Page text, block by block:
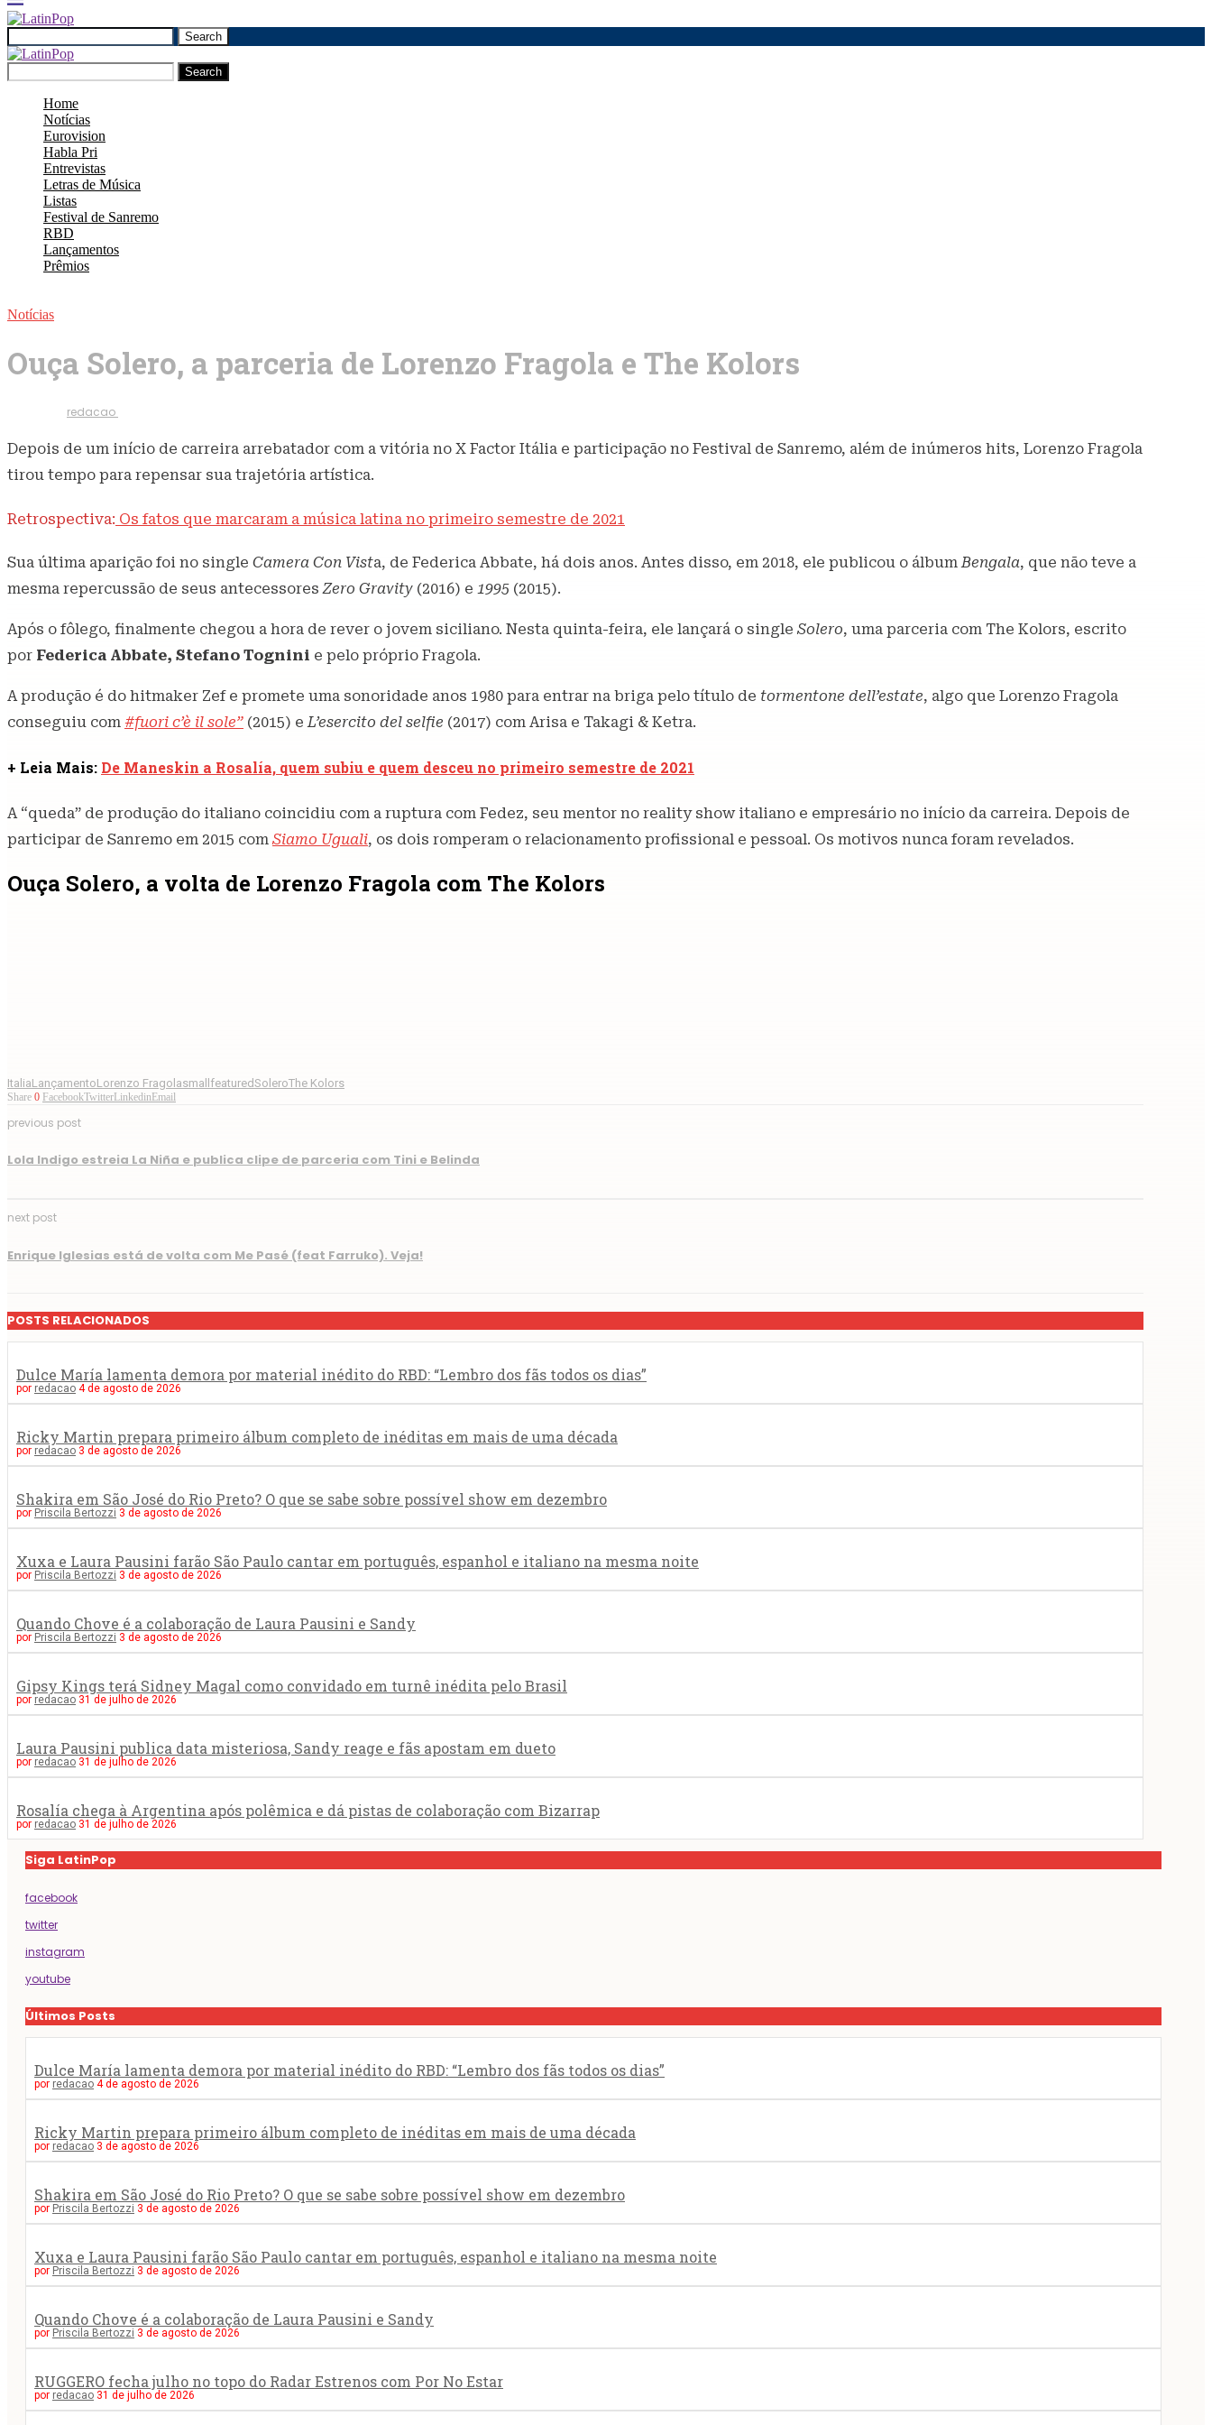
Search
Search
Home
Notícias
Eurovision
Habla Pri
Entrevistas
Letras de Música
Listas
Festival de Sanremo
RBD
Lançamentos
Prêmios
Notícias
Ouça Solero, a parceria de Lorenzo Fragola e The Kolors
redacao
Depois de um início de carreira arrebatador com a vitória no X Factor Itália e participação no Festival de Sanremo, além de inúmeros hits, Lorenzo Fragola
tirou tempo para repensar sua trajetória artística.
Retrospectiva: Os fatos que marcaram a música latina no primeiro semestre de 2021
Sua última aparição foi no single Camera Con Vista, de Federica Abbate, há dois anos. Antes disso, em 2018, ele publicou o álbumBengala, que não teve a
mesma repercussão de seus antecessoresZero Gravity (2016) e 1995 (2015).
Após o fôlego, finalmente chegou a hora de rever o jovem siciliano. Nesta quinta-feira, ele lançará o single Solero, uma parceria com The Kolors, escrito
por Federica Abbate, Stefano Tognini e pelo próprio Fragola.
A produção é do hitmaker Zef e promete uma sonoridade anos 1980 para entrar na briga pelo título de tormentone dell’estate, algo que Lorenzo Fragola
conseguiu com #fuori c’è il sole” (2015) eL’esercito del selfie (2017) com Arisa e Takagi & Ketra.
+ Leia Mais: De Maneskin a Rosalía, quem subiu e quem desceu no primeiro semestre de 2021
A “queda” de produção do italiano coincidiu com a ruptura com Fedez, seu mentor no reality show italiano e empresário no início da carreira. Depois de
participar de Sanremo em 2015 com Siamo Uguali, os dois romperam o relacionamento profissional e pessoal. Os motivos nunca foram revelados.
Ouça Solero, a volta de Lorenzo Fragola com The Kolors
ItaliaLançamentoLorenzo FragolasmallfeaturedSoleroThe Kolors
Share 0 FacebookTwitterLinkedinEmail
previous post
Lola Indigo estreia La Niña e publica clipe de parceria com Tini e Belinda
next post
Enrique Iglesias está de volta com Me Pasé (feat Farruko). Veja!
POSTS RELACIONADOS
Dulce María lamenta demora por material inédito do RBD: “Lembro dos fãs todos os dias”
por redacao 4 de agosto de 2026
Ricky Martin prepara primeiro álbum completo de inéditas em mais de uma década
por redacao 3 de agosto de 2026
Shakira em São José do Rio Preto? O que se sabe sobre possível show em dezembro
por Priscila Bertozzi 3 de agosto de 2026
Xuxa e Laura Pausini farão São Paulo cantar em português, espanhol e italiano na mesma noite
por Priscila Bertozzi 3 de agosto de 2026
Quando Chove é a colaboração de Laura Pausini e Sandy
por Priscila Bertozzi 3 de agosto de 2026
Gipsy Kings terá Sidney Magal como convidado em turnê inédita pelo Brasil
por redacao 31 de julho de 2026
Laura Pausini publica data misteriosa, Sandy reage e fãs apostam em dueto
por redacao 31 de julho de 2026
Rosalía chega à Argentina após polêmica e dá pistas de colaboração com Bizarrap
por redacao 31 de julho de 2026
Siga LatinPop
facebook
twitter
instagram
youtube
Últimos Posts
Dulce María lamenta demora por material inédito do RBD: “Lembro dos fãs todos os dias”
por redacao 4 de agosto de 2026
Ricky Martin prepara primeiro álbum completo de inéditas em mais de uma década
por redacao 3 de agosto de 2026
Shakira em São José do Rio Preto? O que se sabe sobre possível show em dezembro
por Priscila Bertozzi 3 de agosto de 2026
Xuxa e Laura Pausini farão São Paulo cantar em português, espanhol e italiano na mesma noite
por Priscila Bertozzi 3 de agosto de 2026
Quando Chove é a colaboração de Laura Pausini e Sandy
por Priscila Bertozzi 3 de agosto de 2026
RUGGERO fecha julho no topo do Radar Estrenos com Por No Estar
por redacao 31 de julho de 2026